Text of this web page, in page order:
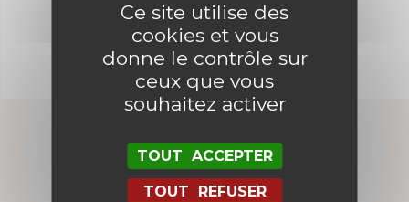
Produits similaires
Ce site utilise des
cookies et vous
donne le contrôle sur
ceux que vous
souhaitez activer
TOUT ACCEPTER
TOUT REFUSER